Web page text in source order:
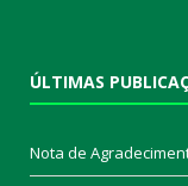
ÚLTIMAS
Nota de